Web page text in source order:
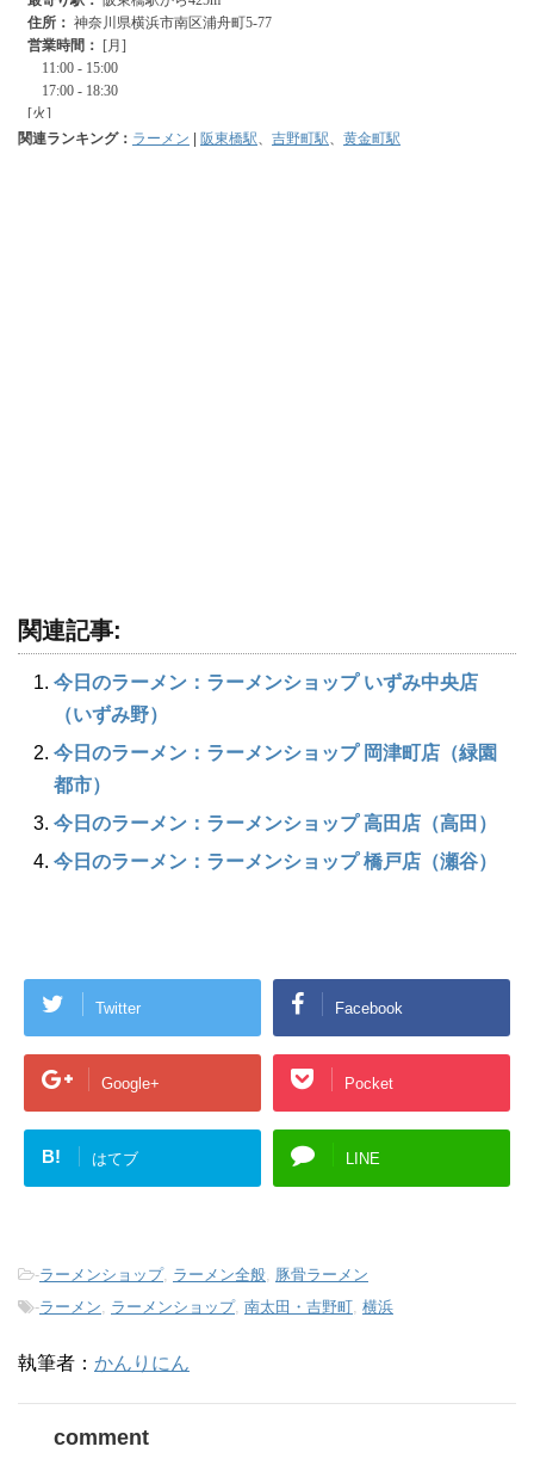
関連ランキング： ラーメン 阪東橋駅、 吉野町駅、 黄金町駅
関連記事:
今日のラーメン：ラーメンショップ いずみ中央店
（いずみ野）
今日のラーメン：ラーメンショップ 岡津町店（緑園
都市）
今日のラーメン：ラーメンショップ 高田店（高田）
今日のラーメン：ラーメンショップ 橋戸店（瀬谷）
Twitter Facebook
Google+ Pocket
B! はてブ LINE
-ラーメンショップ, ラーメン全般, 豚骨ラーメン
-ラーメン, ラーメンショップ, 南太田・吉野町, 横浜
執筆者： かんりにん
comment